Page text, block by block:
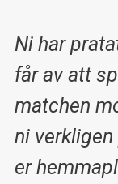
Ni har
får av att
matchen
ni
er